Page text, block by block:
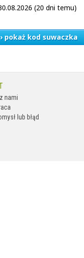
(20 dni temu)
pokaż kod suwaczka
nami
lub błąd